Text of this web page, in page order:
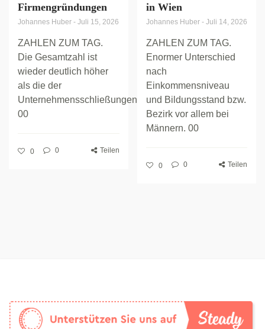
Firmengründungen
Johannes Huber - Juli 15, 2026
ZAHLEN ZUM TAG.
Die Gesamtzahl ist
wieder deutlich höher
als die der
Unternehmensschließungen.
00
0 0 Teilen
in Wien
Johannes Huber - Juli 14, 2026
ZAHLEN ZUM TAG.
Enormer Unterschied
nach
Einkommensniveau
und Bildungsstand bzw.
Bezirk vor allem bei
Männern. 00
0 0 Teilen